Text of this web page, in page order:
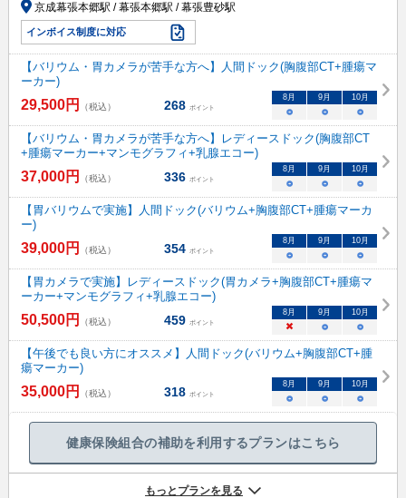
京成幕張本郷駅 / 幕張本郷駅 / 幕張豊砂駅
インボイス制度に対応
【バリウム・胃カメラが苦手な方へ】人間ドック(胸腹部CT+腫瘍マ
ーカー)
29,500円 （税込） 268 ポイント
8 月 9 月 10月
○ ○ ○
【バリウム・胃カメラが苦手な方へ】レディースドック(胸腹部CT
+腫瘍マーカー+マンモグラフィ+乳腺エコー)
37,000円 （税込） 336 ポイント
8 月 9 月 10月
○ ○ ○
【胃バリウムで実施】人間ドック(バリウム+胸腹部CT+腫瘍マーカ
ー)
39,000円 （税込） 354 ポイント
8 月 9 月 10月
○ ○ ○
【胃カメラで実施】レディースドック(胃カメラ+胸腹部CT+腫瘍マ
ーカー+マンモグラフィ+乳腺エコー)
50,500円 （税込） 459 ポイント
8 月 9 月 10月
× ○ ○
【午後でも良い方にオススメ】人間ドック(バリウム+胸腹部CT+腫
瘍マーカー)
35,000円 （税込） 318 ポイント
8 月 9 月 10月
○ ○ ○
健康保険組合の補助を利用するプランはこちら
もっとプランを見る